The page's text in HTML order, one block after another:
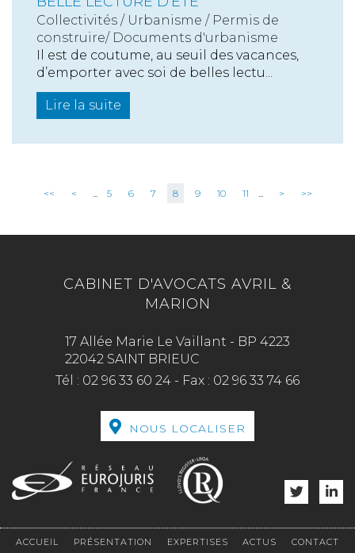
Collectivités / Urbanisme / Permis de
construire/ Documents d'urbanisme
Il est de coutume, au seuil des vacances,
d’emporter avec soi de belles lectu...
Lire la suite
<< < 5 6 7 8 9 10 11 > >>
CABINET D'AVOCATS AVRIL &
MARION
17 Allée Marie Le Vaillant - BP 4223
22042 SAINT BRIEUC
Tél : 02 96 33 60 24 - Fax : 02 96 33 74 66
NOUS LOCALISER
ACCUEIL PRÉSENTATION EXPERTISES ACTUS CONTACT